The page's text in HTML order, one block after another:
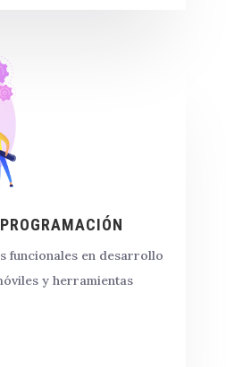
funcionales en desarrollo
y herramientas